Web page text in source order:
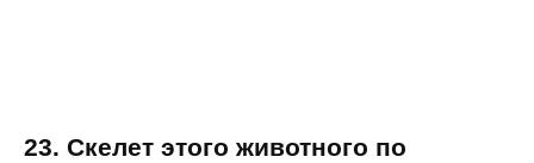
23. Скелет этого животного по